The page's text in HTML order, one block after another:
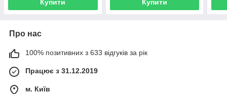
Купити Купити
Про нас
100% позитивних з 633 відгуків за рік
Працює з 31.12.2019
м. Київ